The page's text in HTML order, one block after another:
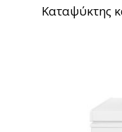
Καταψύκτης